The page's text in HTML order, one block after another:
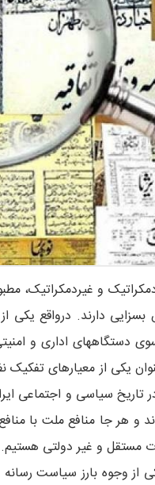
و غیردمکراتیک،
دارند. درواقع یکی
دستگاههای اداری و
یکی از معیارهای تفکیک
تاریخ سیاسی و اجتماعی
و هر جا منافع ملت با
و غیر دولتی هستیم.
از وجوه بارز سیاست